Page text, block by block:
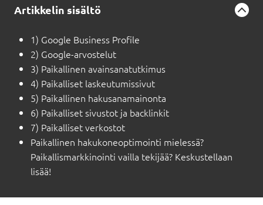
Artikkelin sisältö
1) Google Business Profile
2) Google-arvostelut
3) Paikallinen avainsanatutkimus
4) Paikalliset laskeutumissivut
5) Paikallinen hakusanamainonta
6) Paikalliset sivustot ja backlinkit
7) Paikalliset verkostot
Paikallinen hakukoneoptimointi mielessä?
Paikallismarkkinointi vailla tekijää? Keskustellaan
lisää!